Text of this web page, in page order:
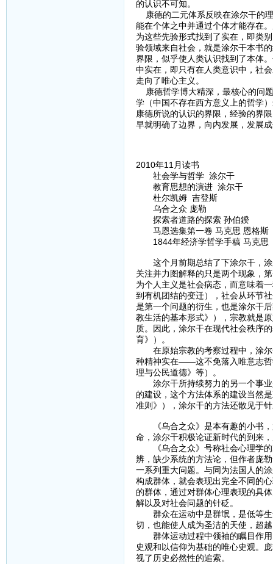
的认识不可知。
康德的二元体系反映在涂尔干的
能在个体之中并通过个体才能存在
为这些先验形式找到了实在，即类
验领域来自社会，就是涂尔干本书
界限，似乎使人类认识找到了本体
中实在，即只有在人类意识中，社
走向了唯心主义。
康德哲学博大精深，最核心的问
学（中国不存在西方意义上的哲学
康德所说的认识的界限，经验的界
早就明确了边界，向内发展，发展
2010年11月读书
社会学与哲学 涂尔干
教育思想的演进 涂尔干
杜尔凯姆 吉登斯
乌合之众 庞勒
探索者道路的探索 孙伯鍨
马恩选集第一卷 马克思 恩格斯
1844年经济学哲学手稿 马克思
这个月前期总结了下涂尔干，涂
关注并力图解释的只是两个现象，
为个人主义是社会病态，而意味着
到有机团结的变迁），社会从环节
是第一个问题的衍生，也是涂尔干
教生活的基本形式》），宗教就是
质。因此，涂尔干在现代社会秩序
育》）。
在原始宗教的考察过程中，涂尔
种精神实在——这不免落入唯意志哲
理与公民道德》等）。
涂尔干所持续努力的另一个事业
的建设，这个方法体系的建设当然
准则》），涂尔干的方法还散见于
《乌合之众》是本有趣的小书，
命，涂尔干积极论证新时代的到来
《乌合之众》号称社会心理学的
辨，缺少系统的方法论，但作者庞
一系列重大问题。与同为法国人的
构成群体，就会表现出完全不同的
的群体，通过对群体心理表现的具
解以及对社会问题的针砭。
群众在运动中是群氓，是低等生
切，也能使人成为圣洁的天使，超
群体运动过程中领袖的瞩目作用
史观和以信仰为基础的唯心史观。
视了历史必然性的追索。